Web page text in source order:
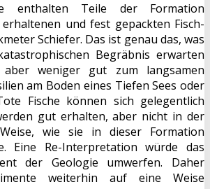
enthalten Teile der Formation
und fest gepackten Fisch-
Schiefer. Das ist genau das, was
Begräbnis erwarten
weniger gut zum langsamen
am Boden eines Tiefen Sees oder
Fische können sich gelegentlich
gut erhalten, aber nicht in der
wie sie in dieser Formation
Eine Re-Interpretation würde das
der Geologie umwerfen. Daher
weiterhin auf eine Weise